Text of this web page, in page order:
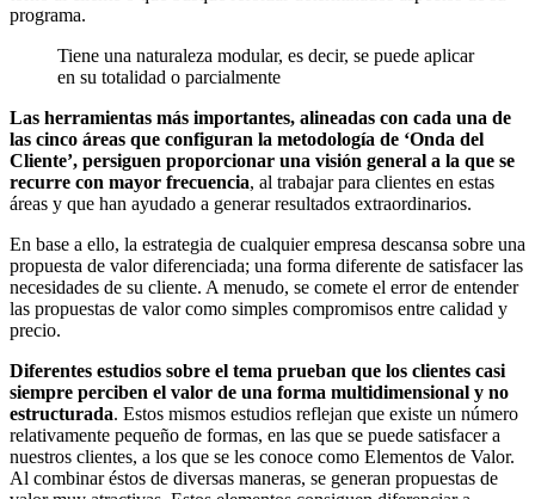
programa.
Tiene una naturaleza modular, es decir, se puede aplicar
en su totalidad o parcialmente
Las herramientas más importantes, alineadas con cada una de
las cinco áreas que configuran la metodología de ‘Onda del
Cliente’, persiguen proporcionar una visión general a la que se
recurre con mayor frecuencia, al trabajar para clientes en estas
áreas y que han ayudado a generar resultados extraordinarios.
En base a ello, la estrategia de cualquier empresa descansa sobre una
propuesta de valor diferenciada; una forma diferente de satisfacer las
necesidades de su cliente. A menudo, se comete el error de entender
las propuestas de valor como simples compromisos entre calidad y
precio.
Diferentes estudios sobre el tema prueban que los clientes casi
siempre perciben el valor de una forma multidimensional y no
estructurada. Estos mismos estudios reflejan que existe un número
relativamente pequeño de formas, en las que se puede satisfacer a
nuestros clientes, a los que se les conoce como Elementos de Valor.
Al combinar éstos de diversas maneras, se generan propuestas de